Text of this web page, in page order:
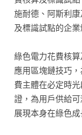
施耐德、阿斯利
及標識試點的企業
綠色電力花費核
應用區塊鏈技巧
費主體在必定時
證，為用戶供給
展現本身在綠色